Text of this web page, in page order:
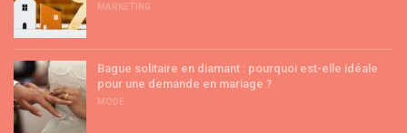
MARKETING
Bague solitaire en diamant : pourquoi est-elle idéale
pour une demande en mariage ?
MODE